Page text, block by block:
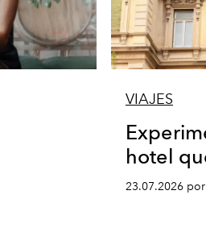
VIAJES
hotel
23.07.2026